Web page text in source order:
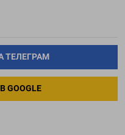
ТЕЛЕГРАМ